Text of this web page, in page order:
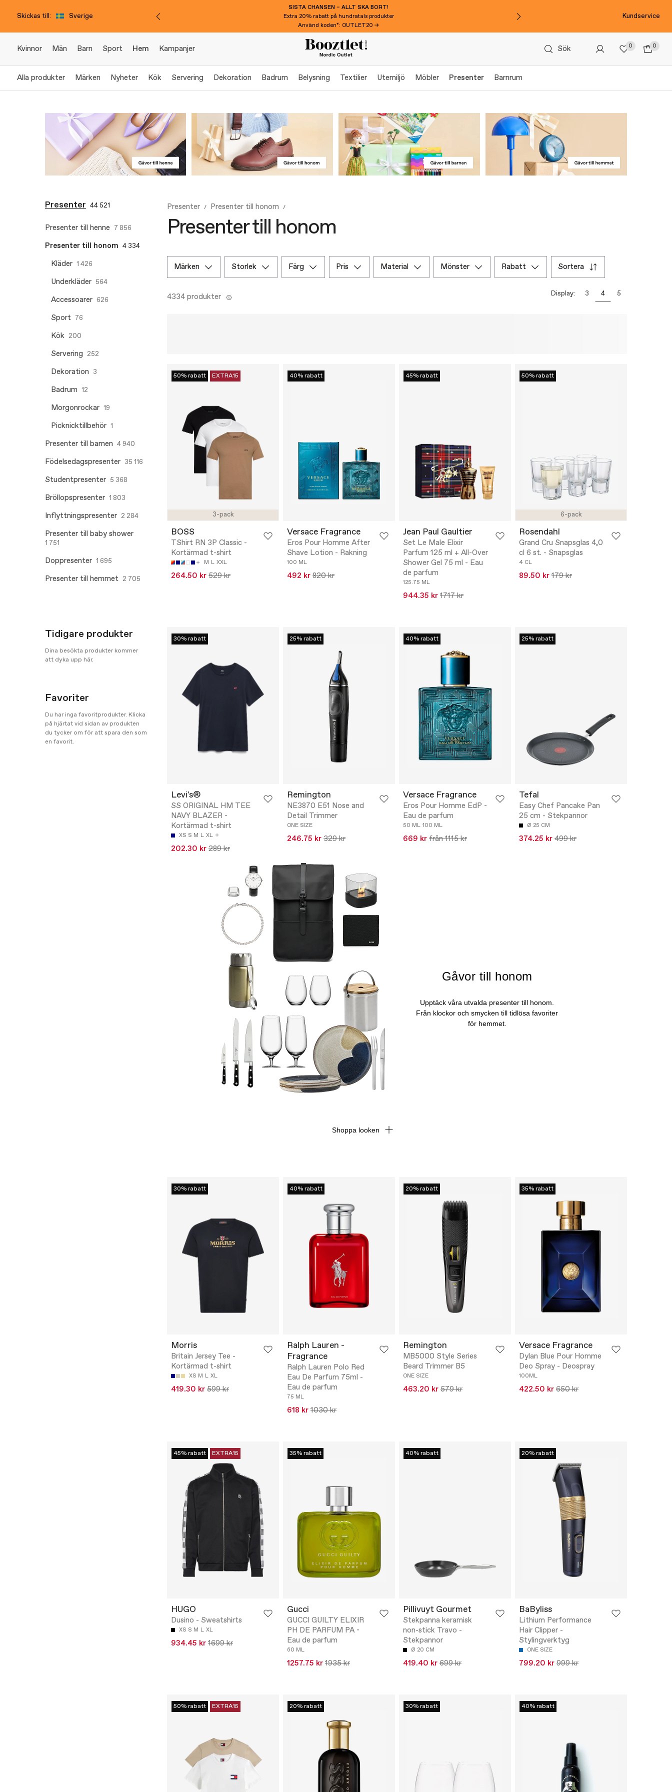
Skickas till: Sverige
SISTA CHANSEN – ALLT SKA BORT!
Extra 20% rabatt på hundratals produkter
Använd koden*: OUTLET20 →
Kundservice
Kvinnor Män Barn Sport Hem Kampanjer Sök 0 0
Alla produkter Märken Nyheter Kök Servering Dekoration Badrum Belysning Textilier Utemiljö Möbler Presenter Barnrum
Presenter 44 521
Presenter till henne 7 856
Presenter till honom 4 334
Kläder 1 426
Underkläder 564
Accessoarer 626
Sport 76
Kök 200
Servering 252
Dekoration 3
Badrum 12
Morgonrockar 19
Picknicktillbehör 1
Presenter till barnen 4 940
Födelsedagspresenter 35 116
Studentpresenter 5 368
Bröllopspresenter 1 803
Inflyttningspresenter 2 284
Presenter till baby shower
1 751
Doppresenter 1 695
Presenter till hemmet 2 705
Tidigare produkter
Dina besökta produkter kommer
att dyka upp här.
Favoriter
Du har inga favoritprodukter. Klicka
på hjärtat vid sidan av produkten
du tycker om för att spara den som
en favorit.
Presenter Presenter till honom
Presenter till honom
märken storlek färg pris material mönster rabatt sortera
4334 produkter Display: 3 4 5
3-pack
50% rabatt EXTRA15
BOSS
TShirt RN 3P Classic -
Kortärmad t-shirt
M L XXL
264.50 kr 529 kr
40% rabatt
Versace Fragrance
Eros Pour Homme After
Shave Lotion - Rakning
100 ML
492 kr 820 kr
45% rabatt
Jean Paul Gaultier
Set Le Male Elixir
Parfum 125 ml + All-Over
Shower Gel 75 ml - Eau
de parfum
125.75 ML
944.35 kr 1717 kr
6-pack
50% rabatt
Rosendahl
Grand Cru Snapsglas 4,0
cl 6 st. - Snapsglas
4 CL
89.50 kr 179 kr
30% rabatt
Levi's®
SS ORIGINAL HM TEE
NAVY BLAZER -
Kortärmad t-shirt
XS S M L XL
202.30 kr 289 kr
25% rabatt
Remington
NE3870 E51 Nose and
Detail Trimmer
ONE SIZE
246.75 kr 329 kr
40% rabatt
Versace Fragrance
Eros Pour Homme EdP -
Eau de parfum
50 ML 100 ML
669 kr från 1115 kr
25% rabatt
Tefal
Easy Chef Pancake Pan
25 cm - Stekpannor
Ø 25 CM
374.25 kr 499 kr
30% rabatt
Morris
Britain Jersey Tee -
Kortärmad t-shirt
XS M L XL
419.30 kr 599 kr
40% rabatt
Ralph Lauren -
Fragrance
Ralph Lauren Polo Red
Eau De Parfum 75ml -
Eau de parfum
75 ML
618 kr 1030 kr
20% rabatt
Remington
MB5000 Style Series
Beard Trimmer B5
ONE SIZE
463.20 kr 579 kr
35% rabatt
Versace Fragrance
Dylan Blue Pour Homme
Deo Spray - Deospray
100ML
422.50 kr 650 kr
45% rabatt EXTRA15
HUGO
Dusino - Sweatshirts
XS S M L XL
934.45 kr 1699 kr
35% rabatt
Gucci
GUCCI GUILTY ELIXIR
PH DE PARFUM PA -
Eau de parfum
60 ML
1257.75 kr 1935 kr
40% rabatt
Pillivuyt Gourmet
Stekpanna keramisk
non-stick Travo -
Stekpannor
Ø 20 CM
419.40 kr 699 kr
20% rabatt
BaByliss
Lithium Performance
Hair Clipper -
Stylingverktyg
ONE SIZE
799.20 kr 999 kr
50% rabatt EXTRA15 20% rabatt 30% rabatt 40% rabatt
Shoppa looken
Gåvor till honom
Upptäck våra utvalda presenter till honom.
Från klockor och smycken till tidlösa favoriter
för hemmet.